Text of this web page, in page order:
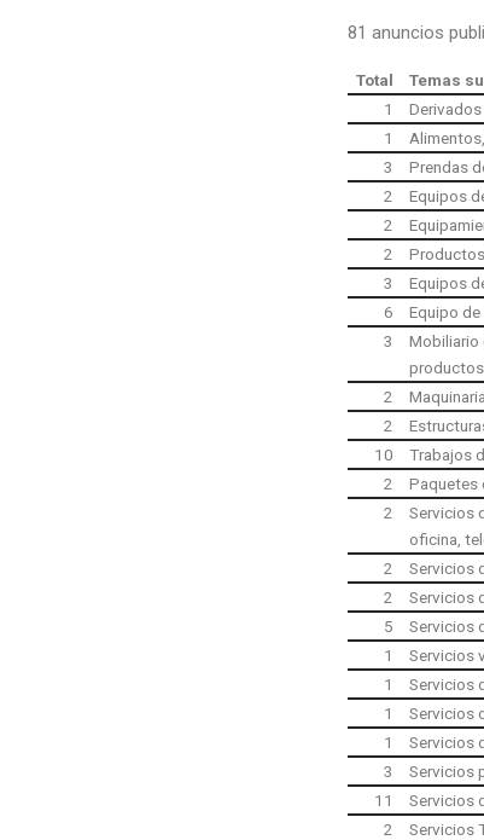
81 anuncios
Total
Temas
1
1
3
Prendas
2
Equipos
2
2
3
Equipos
6
Equipo
3
Mobiliario
2
2
10
Trabajos
2
Paquetes
2
Servicios
oficina,
2
Servicios
2
Servicios
5
Servicios
1
Servicios
1
Servicios
1
Servicios
1
Servicios
3
Servicios
11
Servicios
2
Servicios